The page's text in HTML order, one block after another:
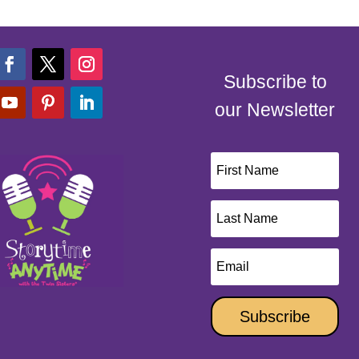
Subscribe to
our Newsletter
Subscribe